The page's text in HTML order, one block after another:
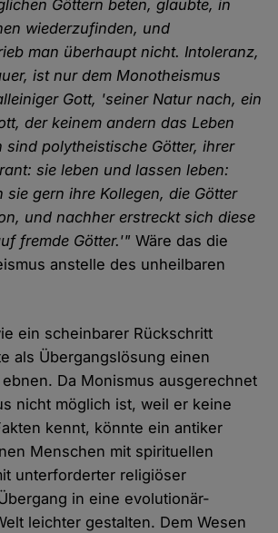
Göttern beten, glaubte, in
wiederzufinden, und
man überhaupt nicht. Intoleranz,
ist nur dem Monotheismus
Gott, 'seiner Natur nach, ein
der keinem andern das Leben
sind polytheistische Götter, ihrer
sie leben und lassen leben:
gern ihre Kollegen, die Götter
und nachher erstreckt sich diese
fremde Götter.'" Wäre das die
anstelle des unheilbaren
ein scheinbarer Rückschritt
als Übergangslösung einen
Da Monismus ausgerechnet
nicht möglich ist, weil er keine
kennt, könnte ein antiker
Menschen mit spirituellen
unterforderter religiöser
in eine evolutionär-
leichter gestalten. Dem Wesen